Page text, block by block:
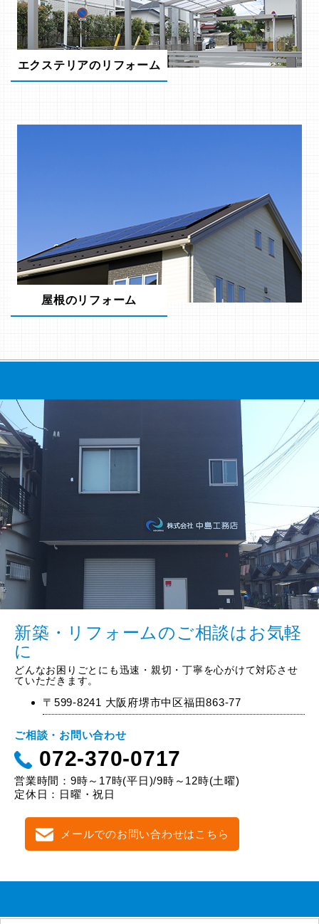
エクステリアのリフォーム
屋根のリフォーム
新築・リフォームのご相談はお気軽
に
どんなお困りごとにも迅速・親切・丁寧を心がけて対応させ
ていただきます。
〒599-8241 大阪府堺市中区福田863-77
ご相談・お問い合わせ
072-370-0717
営業時間：9時～17時(平日)/9時～12時(土曜)
定休日：日曜・祝日
メールでのお問い合わせはこちら